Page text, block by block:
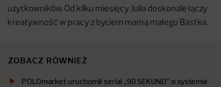
użytkowników. Od kilku miesięcy Julia doskonale łączy
kreatywność w pracy z byciem mamą małego Bastka.
ZOBACZ RÓWNIEŻ
POLOmarket uruchomił serial „90 SEKUND” o systemie